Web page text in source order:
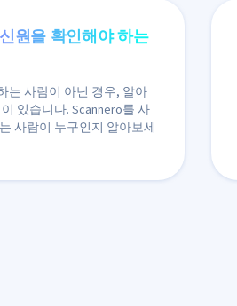
원을 확인해야 하는
는 사람이 아닌 경우, 알아
있습니다. Scannero를 사
사람이 누구인지 알아보세